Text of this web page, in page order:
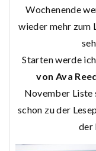
Wochenende
wieder mehr zum
Starten werde
von Ava
November Liste
schon zu der
der